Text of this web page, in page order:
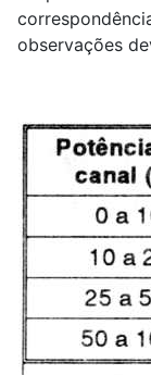
observações